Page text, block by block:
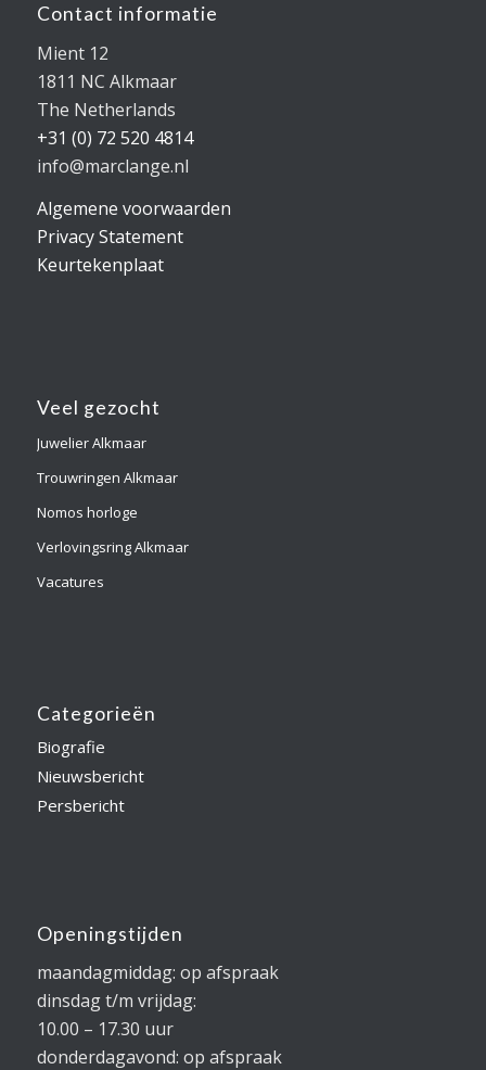
Contact informatie
Mient 12
1811 NC Alkmaar
The Netherlands
+31 (0) 72 520 4814
info@marclange.nl
Algemene voorwaarden
Privacy Statement
Keurtekenplaat
Veel gezocht
Juwelier Alkmaar
Trouwringen Alkmaar
Nomos horloge
Verlovingsring Alkmaar
Vacatures
Categorieën
Biografie
Nieuwsbericht
Persbericht
Openingstijden
maandagmiddag: op afspraak
dinsdag t/m vrijdag:
10.00 – 17.30 uur
donderdagavond: op afspraak